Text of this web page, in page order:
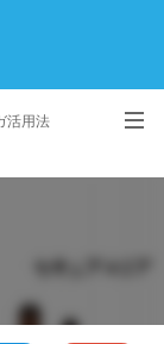
活用法